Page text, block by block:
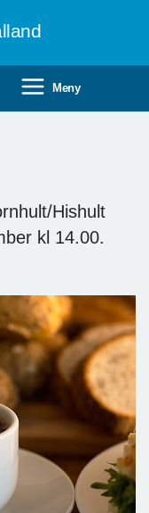
Meny
Hishult
kl 14.00.